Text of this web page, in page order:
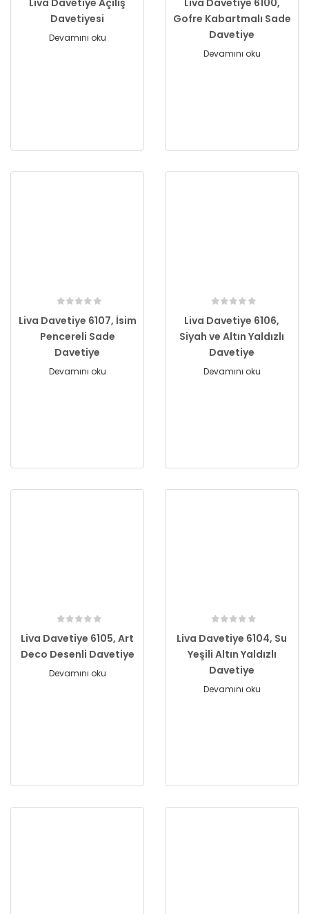
Liva Davetiye Açılış
Davetiyesi
Devamını oku
Liva Davetiye 6100,
Gofre Kabartmalı Sade
Davetiye
Devamını oku
Liva Davetiye 6107, İsim
Pencereli Sade
Davetiye
Devamını oku
Liva Davetiye 6106,
Siyah ve Altın Yaldızlı
Davetiye
Devamını oku
Liva Davetiye 6105, Art
Deco Desenli Davetiye
Devamını oku
Liva Davetiye 6104, Su
Yeşili Altın Yaldızlı
Davetiye
Devamını oku